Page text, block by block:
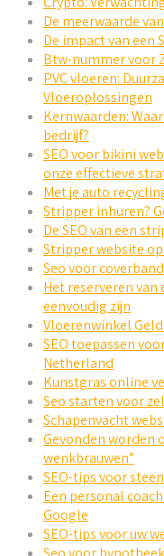
De meerwaarde
De impact van een
Btw-nummer voor
PVC vloeren:
Vloeroplossingen
Kernwaarden:
bedrijf?
SEO voor bikini
onze effectieve
Met je auto
Stripper inhuren?
De SEO van een
Stripper website
Seo voor
Het reserveren van
eenvoudig zijn
Vloerenwinkel
SEO toepassen
Netherland
Kunstgras online
Seo starten voor
Schapenvacht
Gevonden worden
wenkbrauwen”
SEO-tips voor
Een personal
Google
SEO-tips voor uw